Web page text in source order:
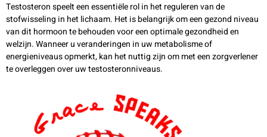
Testosteron speelt een essentiële rol in het reguleren van de
stofwisseling in het lichaam. Het is belangrijk om een gezond niveau
van dit hormoon te behouden voor een optimale gezondheid en
welzijn. Wanneer u veranderingen in uw metabolisme of
energieniveaus opmerkt, kan het nuttig zijn om met een zorgverlener
te overleggen over uw testosteronniveaus.